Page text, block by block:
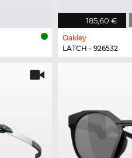
185,60 €
Oakley
LATCH - 926532